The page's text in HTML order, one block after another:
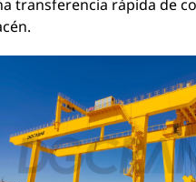
transferencia rápida de